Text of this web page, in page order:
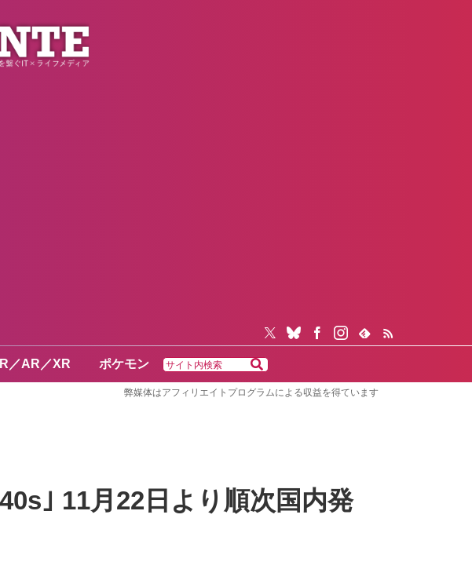
／AR／XR ポケモン
弊媒体はアフィリエイトプログラムによる収益を得ています
｣ 11月22日より順次国内発